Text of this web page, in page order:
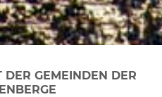
DER GEMEINDEN DER